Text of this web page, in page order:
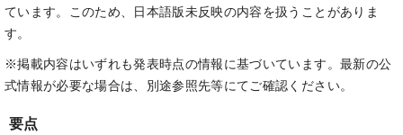
ています。このため、日本語版未反映の内容を扱うことがありま
す。
※掲載内容はいずれも発表時点の情報に基づいています。最新の公
式情報が必要な場合は、別途参照先等にてご確認ください。
要点